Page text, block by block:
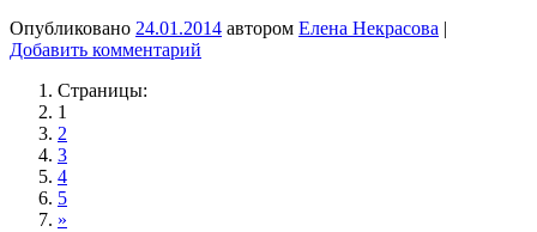
Опубликовано 24.01.2014 автором Елена Некрасова |
Добавить комментарий
Страницы:
1
2
3
4
5
»